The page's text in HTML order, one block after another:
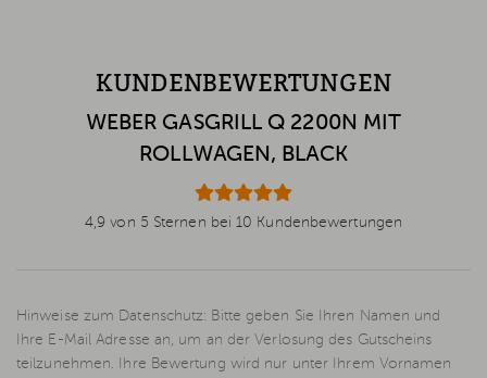
KUNDENBEWERTUNGEN
WEBER GASGRILL Q 2200N MIT
ROLLWAGEN, BLACK
4,9 von 5 Sternen bei 10 Kundenbewertungen
Hinweise zum Datenschutz: Bitte geben Sie Ihren Namen und
Ihre E-Mail Adresse an, um an der Verlosung des Gutscheins
teilzunehmen. Ihre Bewertung wird nur unter Ihrem Vornamen